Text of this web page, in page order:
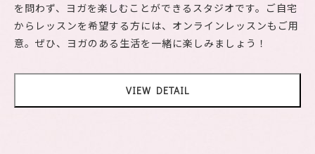
を問わず、ヨガを楽しむことができるスタジオです。ご自宅
からレッスンを希望する方には、オンラインレッスンもご用
意。ぜひ、ヨガのある生活を一緒に楽しみましょう！
VIEW DETAIL